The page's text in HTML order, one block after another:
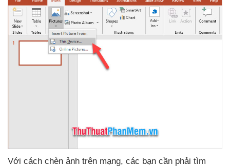
Với cách chèn ảnh trên mạng, các bạn cần phải tìm